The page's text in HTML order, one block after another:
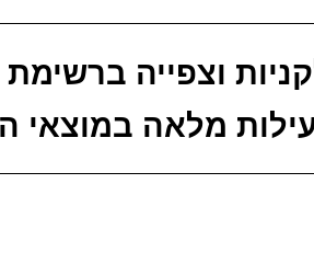
וצפייה
מלאה